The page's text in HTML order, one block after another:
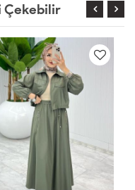
Çekebilir